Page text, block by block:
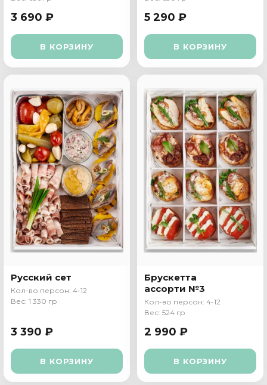
3 690 ₽
В КОРЗИНУ
5 290 ₽
В КОРЗИНУ
Русский сет
Кол-во персон: 4-12
Вес: 1 330 гр
3 390 ₽
В КОРЗИНУ
Брускетта
ассорти №3
Кол-во персон: 4-12
Вес: 524 гр
2 990 ₽
В КОРЗИНУ